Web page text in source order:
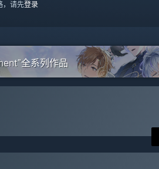
，请先登录
全系列作品